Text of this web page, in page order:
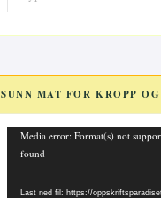
for:
SUNN MAT FOR KROPP
Videoavspiller
Media error: Format(s) not
found
Last ned fil: https://